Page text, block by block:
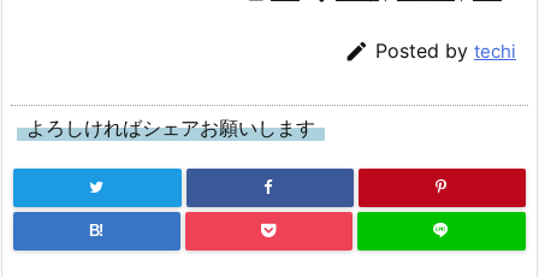
 Posted by techi
よろしければシェアお願いします
B!